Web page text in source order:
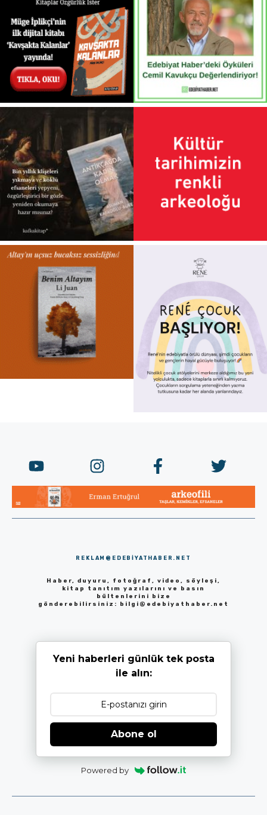
REKLAM@EDEBIYATHABER.NET
Haber, duyuru, fotoğraf, video, söyleşi,
kitap tanıtım yazılarını ve basın
bültenlerini bize
gönderebilirsiniz: bilgi@edebiyathaber.net
Yeni haberleri günlük tek posta
ile alın:
Abone ol
Powered by